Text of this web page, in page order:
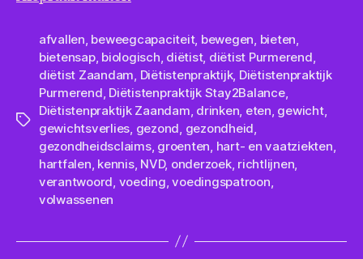
Tags
afvallen, beweegcapaciteit, bewegen, bieten,
bietensap, biologisch, diëtist, diëtist Purmerend,
diëtist Zaandam, Diëtistenpraktijk, Diëtistenpraktijk
Purmerend, Diëtistenpraktijk Stay2Balance,
Diëtistenpraktijk Zaandam, drinken, eten, gewicht,
gewichtsverlies, gezond, gezondheid,
gezondheidsclaims, groenten, hart- en vaatziekten,
hartfalen, kennis, NVD, onderzoek, richtlijnen,
verantwoord, voeding,voedingspatroon,
volwassenen